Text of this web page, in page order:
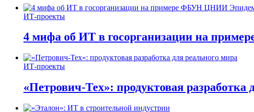
ИТ-проекты
4 мифа об ИТ в госорганизации на
ИТ-проекты
«Петрович-Тех»: продуктовая разработка